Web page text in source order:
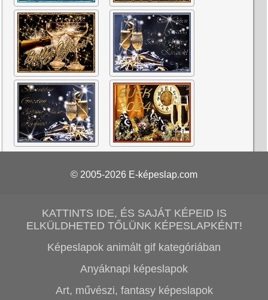
© 2005-2026 E-képeslap.com
KATTINTS IDE, ÉS SAJÁT KÉPEID IS
ELKÜLDHETED TŐLÜNK KÉPESLAPKÉNT!
Képeslapok animált gif kategóriában
Anyáknapi képeslapok
Art, művészi, fantasy képeslapok